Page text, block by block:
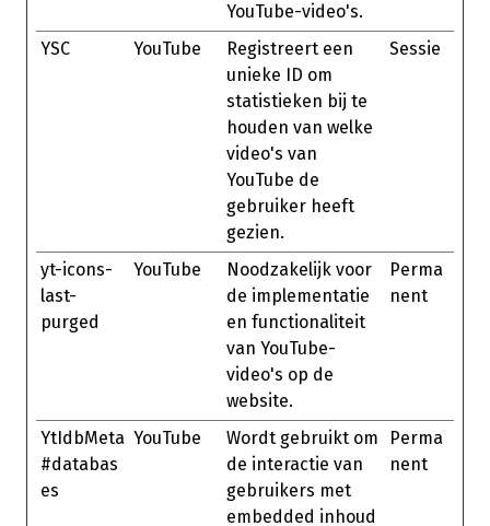
YouTube-video's.
YSC YouTube
Registreert een
unieke ID om
statistieken bij te
houden van welke
video's van
YouTube de
gebruiker heeft
gezien.
Sessie
yt-icons-
last-
purged
YouTube
Noodzakelijk voor
de implementatie
en functionaliteit
van YouTube-
video's op de
website.
Perma
nent
YtIdbMeta
#databas
es
YouTube
Wordt gebruikt om
de interactie van
gebruikers met
embedded inhoud
Perma
nent